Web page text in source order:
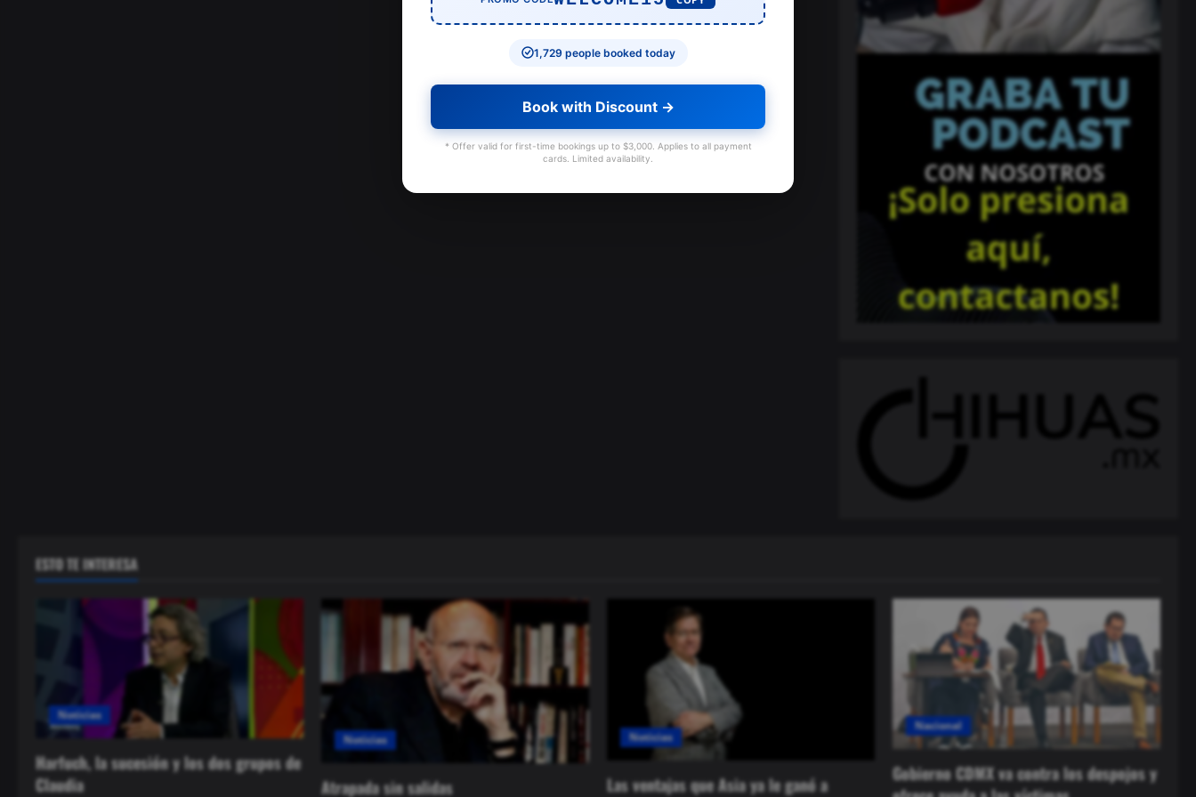
ESTO TE INTERESA
Noticias
Harfuch, la sucesión y los dos grupos de
Claudia
Noticias
Atrapada sin salidas
Noticias
Las ventajas que Asia ya le ganó a
Nacional
Gobierno CDMX va contra los despojos y
1,729 people booked today
Book with Discount →
* Offer valid for first-time bookings up to $3,000. Applies to all payment
cards. Limited availability.